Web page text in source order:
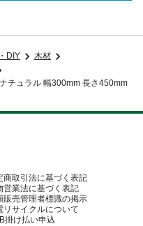
DIY
木材
チュラル 幅300mm 長さ450mm
商取引法に基づく表記
営業法に基づく表記
販売管理者標識の掲示
リサイクルについて
掛け払い申込